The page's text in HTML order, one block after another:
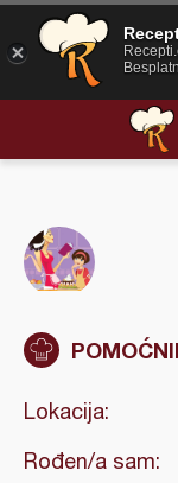
Lokacija:
Rođen/a sam: